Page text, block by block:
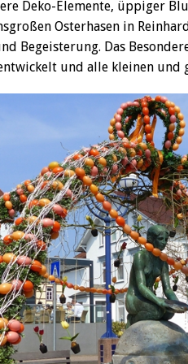
Deko-Elemente, üppiger
Osterhasen in
Begeisterung. Das
und alle kleinen und